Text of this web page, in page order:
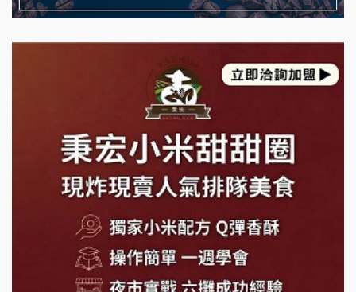
莫尼早餐Morni加盟說明會
手作功夫茶加盟說明會
SHARE TEA歇腳亭加盟說明會
潮味決-湯滷專門店加盟說明會
鬍子茶加盟說明會